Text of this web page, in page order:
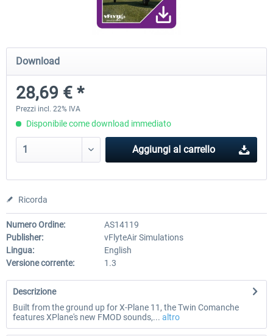
Traffic Global for X-Plane 12/11
(Windows)
45,70 € *
Airport Stuttgart XP
Download
28,69 € *
Prezzi incl. 22% IVA
Disponibile come download immediato
Aggiungi al carrello
Ricorda
Numero Ordine:
AS14119
Publisher:
vFlyteAir Simulations
Lingua:
English
Versione corrente:
1.3
Descrizione
Built from the ground up for X-Plane 11, the Twin Comanche
features XPlane's new FMOD sounds,... altro